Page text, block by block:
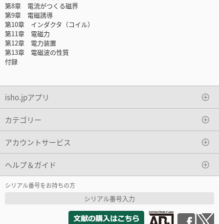
第8章 電流がつくる磁界
第9章 電磁誘導
第10章 インダクタ（コイル）
第11章 電磁力
第12章 電力装置
第13章 電磁波の性質
付録
isho.jpアプリ
カテゴリー
アカウントサービス
ヘルプ＆ガイド
シリアル番号をお持ちの方
シリアル番号入力